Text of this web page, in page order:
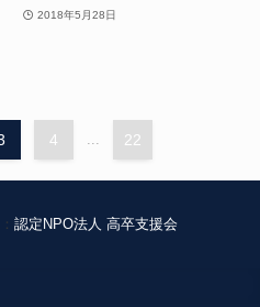
2018年5月28日
4 22
認定NPO法人 高卒支援会